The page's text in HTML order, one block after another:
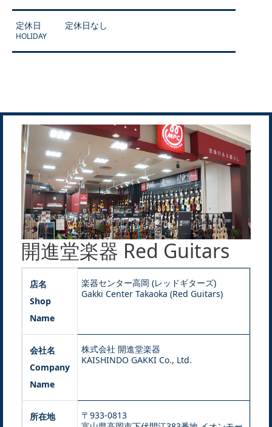
定休日
HOLIDAY
定休日なし
開進堂楽器 Red Guitars
店名
Shop
Name
楽器センター高岡 (レッドギターズ)
Gakki Center Takaoka (Red Guitars)
会社名
Company
Name
株式会社 開進堂楽器
KAISHINDO GAKKI Co., Ltd.
所在地
〒933-0813